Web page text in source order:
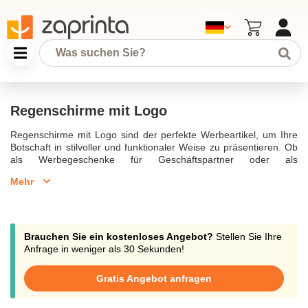
Regenschirme mit Logo
Regenschirme mit Logo sind der perfekte Werbeartikel, um Ihre
Botschaft in stilvoller und funktionaler Weise zu präsentieren. Ob
als Werbegeschenke für Geschäftspartner oder als
große Werbefläche für Ihr Firmenlogo. Eignen sich Regenschirme
eine hohe Sichtbarkeit garantieren. Dank der großen Auswahl an
Modellen können Sie je nach Modell bedrucken lassen, sei es ein
Stockschirm oder ein Taschenschirm, beide eignen sich als
Ihrem Logo sind eine hervorragende Möglichkeit, Ihre Marke in
verschiedenen Segmenten der Regenschirme zu präsentieren.
Die hochwertigen Schirme sind in verschiedenen Designs
Mehr
Brauchen Sie ein kostenloses Angebot? Stellen Sie Ihre
Anfrage in weniger als 30 Sekunden!
Gratis Angebot anfragen